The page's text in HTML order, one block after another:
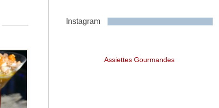
Instagram
Assiettes Gourmandes